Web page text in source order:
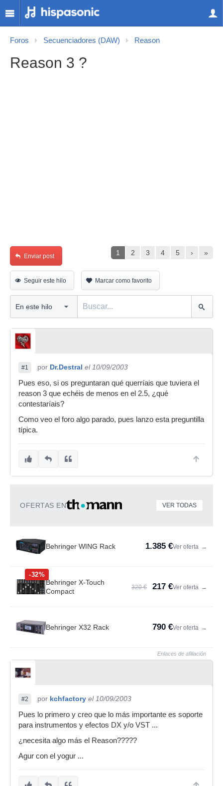
Foros Secuenciadores (DAW) Reason
Reason 3 ?
1 2 3 4 5 › »
Enviar post
Seguir este hilo Marcar como favorito
#1 por Dr.Destral el 10/09/2003
Pues eso, si os preguntaran qué querríais que tuviera el
reason 3 que echéis de menos en el 2.5, ¿qué
contestaríais?
Como veo el foro algo parado, pues lanzo esta preguntilla
típica.
OFERTAS EN VER TODAS
Behringer WING Rack 1.385 €Ver oferta →
-32%
Behringer X-Touch
Compact
320 € 217 €Ver oferta →
Behringer X32 Rack 790 €Ver oferta →
Enlaces de afiliación
#2 por kchfactory el 10/09/2003
Pues lo primero y creo que lo más importante es soporte
para instrumentos y efectos DX y/o VST ...
¿necesita algo más el Reason?????
Agur con el yogur ...